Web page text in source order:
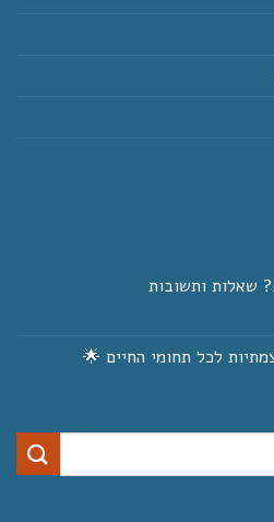
שאלות ותשובות
לכל תחומי החיים 🌟